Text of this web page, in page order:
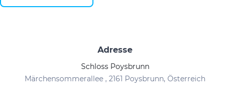
Adresse
Schloss Poysbrunn
Märchensommerallee , 2161 Poysbrunn, Österreich